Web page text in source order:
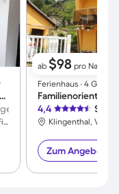
Kinderfreundliche Ferienwohnung | Haustiere erlaubt
Kirchenlamitz, Landkreis Wunsiedel i. Fichtelgebirge, Deutschland
ab $98 pro Nacht
Ferienhaus ∙ 4 Gäste
4,4 Sehr
Klingenthal,
Zum Angebot